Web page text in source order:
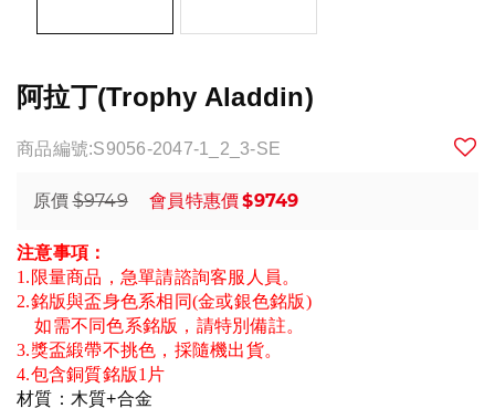
阿拉丁(Trophy Aladdin)
商品編號:S9056-2047-1_2_3-SE
原價 $9749 會員特惠價$9749
注意事項：
1.限量商品，急單請諮詢客服人員。
2.銘版與盃身色系相同(金或銀色銘版)
如需不同色系銘版，請特別備註。
3.獎盃緞帶不挑色，採隨機出貨。
4.包含銅質銘版1片
材質：木質+合金